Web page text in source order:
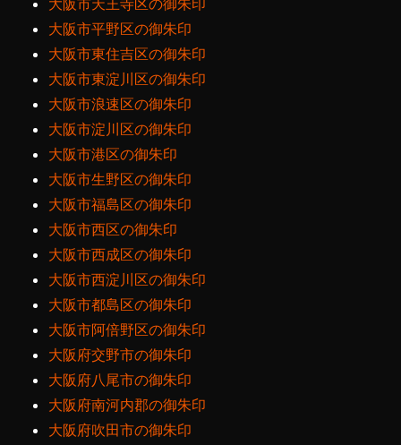
大阪市天王寺区の御朱印
大阪市平野区の御朱印
大阪市東住吉区の御朱印
大阪市東淀川区の御朱印
大阪市浪速区の御朱印
大阪市淀川区の御朱印
大阪市港区の御朱印
大阪市生野区の御朱印
大阪市福島区の御朱印
大阪市西区の御朱印
大阪市西成区の御朱印
大阪市西淀川区の御朱印
大阪市都島区の御朱印
大阪市阿倍野区の御朱印
大阪府交野市の御朱印
大阪府八尾市の御朱印
大阪府南河内郡の御朱印
大阪府吹田市の御朱印